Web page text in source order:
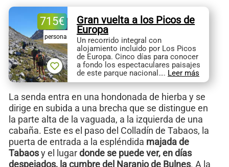
Gran vuelta a los Picos de
Europa
715€
persona
Un recorrido integral con
alojamiento incluido por Los Picos
de Europa. Cinco días para conocer
a fondo los espectaculares paisajes
de este parque nacional…. Leer más
La senda entra en una hondonada de hierba y se
dirige en subida a una brecha que se distingue en
la parte alta de la vaguada, a la izquierda de una
cabaña. Este es el paso del Colladín de Tabaos, la
puerta de entrada a la espléndida majada de
Tabaosy el lugardonde se puede ver, en días
despejados, la cumbre del Naranjo de Bulnes. A la